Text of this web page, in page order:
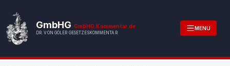
GmbHG GmbHG.Kommentar.de
DR. VON GÖLER GESETZESKOMMENTAR
MENU